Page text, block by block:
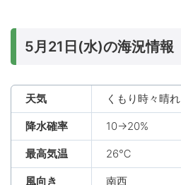
5月21日(水)の海況情報
天気 くもり時々晴れ
降水確率 10→20%
最高気温 26℃
風向き 南西